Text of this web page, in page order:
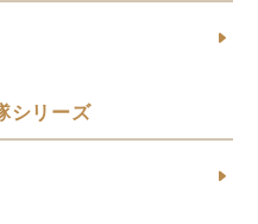
シリーズ